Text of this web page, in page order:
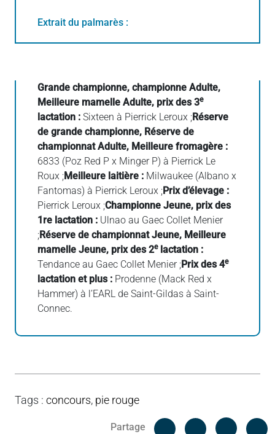
Extrait du palmarès :
Grande championne, championne Adulte,
Meilleure mamelle Adulte, prix des 3e
lactation : Sixteen à Pierrick Leroux ;Réserve
de grande championne, Réserve de
championnat Adulte, Meilleure fromagère :
6833 (Poz Red P x Minger P) à Pierrick Le
Roux ;Meilleure laitière : Milwaukee (Albano x
Fantomas) à Pierrick Leroux ;Prix d’élevage :
Pierrick Leroux ;Championne Jeune, prix des
1re lactation : Ulnao au Gaec Collet Menier
;Réserve de championnat Jeune, Meilleure
mamelle Jeune, prix des 2elactation :
Tendance au Gaec Collet Menier ;Prix des 4e
lactation et plus : Prodenne (Mack Red x
Hammer) à l’EARL de Saint-Gildas à Saint-
Connec.
Tags : concours, pie rouge
Partage
Facebook